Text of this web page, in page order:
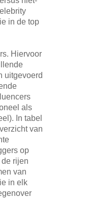
in de top
Hiervoor
uitgevoerd
als
In tabel
van
op
de rijen
van
in elk